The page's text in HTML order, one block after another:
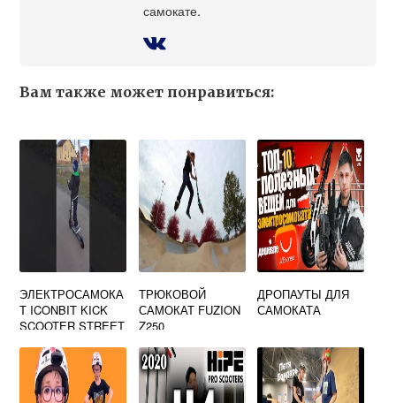
самокате.
Вам также может понравиться:
ЭЛЕКТРОСАМОКА
Т ICONBIT KICK
SCOOTER STREET
ТРЮКОВОЙ
САМОКАТ FUZION
Z250
ДРОПАУТЫ ДЛЯ
САМОКАТА